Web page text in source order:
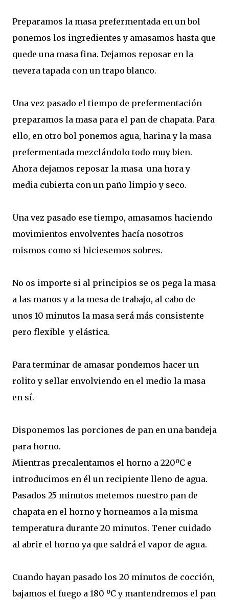
Preparamos la masa prefermentada en un bol
ponemos los ingredientes y amasamos hasta que
quede una masa fina. Dejamos reposar en la
nevera tapada con un trapo blanco.
Una vez pasado el tiempo de prefermentación
preparamos la masa para el pan de chapata. Para
ello, en otro bol ponemos agua, harina y la masa
prefermentada mezclándolo todo muy bien.
Ahora dejamos reposar la masa una hora y
media cubierta con un paño limpio y seco.
Una vez pasado ese tiempo, amasamos haciendo
movimientos envolventes hacía nosotros
mismos como si hiciesemos sobres.
No os importe si al principios se os pega la masa
a las manos y a la mesa de trabajo, al cabo de
unos 10 minutos la masa será más consistente
pero flexible y elástica.
Para terminar de amasar pondemos hacer un
rolito y sellar envolviendo en el medio la masa
en sí.
Disponemos las porciones de pan en una bandeja
para horno.
Mientras precalentamos el horno a 220ºC e
introducimos en él un recipiente lleno de agua.
Pasados 25 minutos metemos nuestro pan de
chapata en el horno y horneamos a la misma
temperatura durante 20 minutos. Tener cuidado
al abrir el horno ya que saldrá el vapor de agua.
Cuando hayan pasado los 20 minutos de cocción,
bajamos el fuego a 180 ºC y mantendremos el pan